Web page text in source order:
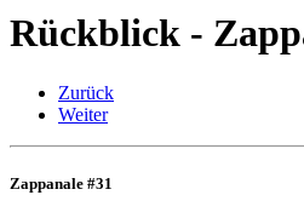
Rückblick -
Zurück
Weiter
Zappanale #31